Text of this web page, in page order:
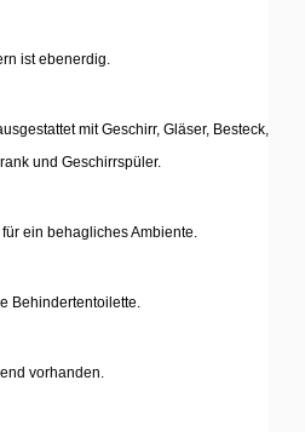
ist ebenerdig.
mit Geschirr, Gläser, Besteck,
und Geschirrspüler.
ein behagliches Ambiente.
Behindertentoilette.
vorhanden.